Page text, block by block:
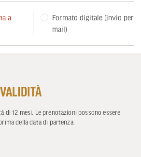
a
Formato digitale (invio per
mail)
di 12 mesi. Le prenotazioni possono essere
della data di partenza.